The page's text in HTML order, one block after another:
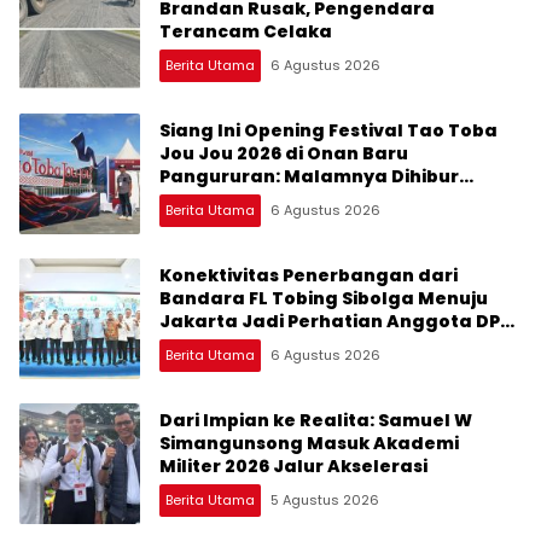
Brandan Rusak, Pengendara
Terancam Celaka
Berita Utama 6 Agustus 2026
Siang Ini Opening Festival Tao Toba
Jou Jou 2026 di Onan Baru
Pangururan: Malamnya Dihibur
Marsada Band
Berita Utama 6 Agustus 2026
Konektivitas Penerbangan dari
Bandara FL Tobing Sibolga Menuju
Jakarta Jadi Perhatian Anggota DPR
RI Muhammad Lokot Nasution
Berita Utama 6 Agustus 2026
Dari Impian ke Realita: Samuel W
Simangunsong Masuk Akademi
Militer 2026 Jalur Akselerasi
Berita Utama 5 Agustus 2026